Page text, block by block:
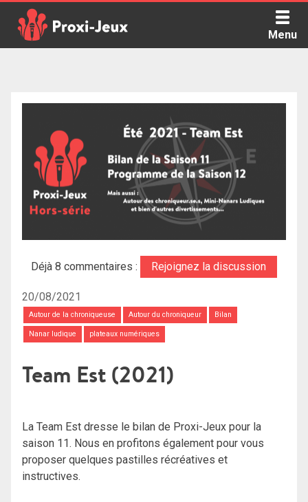
content
Menu
Déjà 8 commentaires : Rejoignez la discussion
20/08/2021
Autour de la chroniqueuse Autour du chroniqueur Bilan
Nanar ludique plateaux numériques
Team Est (2021)
La Team Est dresse le bilan de Proxi-Jeux pour la
saison 11. Nous en profitons également pour vous
proposer quelques pastilles récréatives et
instructives.